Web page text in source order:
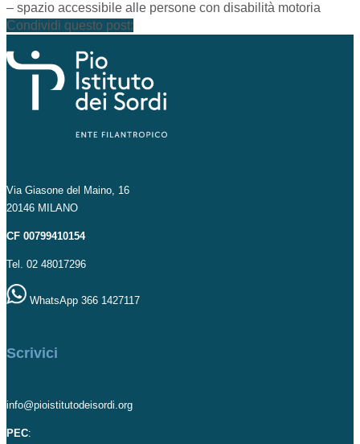
– spazio accessibile alle persone con disabilità motoria
Condividi questo post:
Via Giasone del Maino, 16
20146 MILANO
CF 00799410154
Tel. 02 48017296
WhatsApp 366 1427117
Scrivici
info@pioistitutodeisordi.org
PEC: